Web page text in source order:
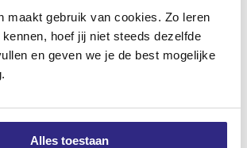
maakt gebruik van cookies. Zo leren
hoef jij niet steeds dezelfde
en geven we je de best mogelijke
Alles toestaan
van U-Decide